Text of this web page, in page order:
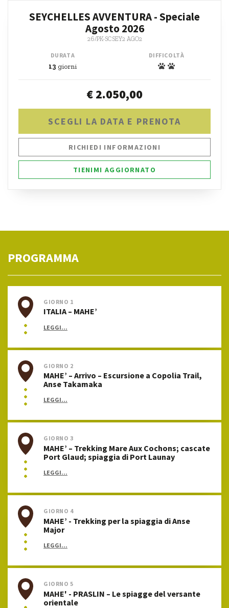
SEYCHELLES AVVENTURA - Speciale
Agosto 2026
26/PK-SCSEY2 AGO2
DURATA
13 giorni
DIFFICOLTÀ
€ 2.050,00
SCEGLI LA DATA E PRENOTA
RICHIEDI INFORMAZIONI
TIENIMI AGGIORNATO
PROGRAMMA
GIORNO 1
ITALIA – MAHE’
LEGGI...
GIORNO 2
MAHE’ – Arrivo – Escursione a Copolia Trail,
Anse Takamaka
LEGGI...
GIORNO 3
MAHE’ – Trekking Mare Aux Cochons; cascate
Port Glaud; spiaggia di Port Launay
LEGGI...
GIORNO 4
MAHE’ - Trekking per la spiaggia di Anse
Major
LEGGI...
GIORNO 5
MAHE' - PRASLIN – Le spiagge del versante
orientale